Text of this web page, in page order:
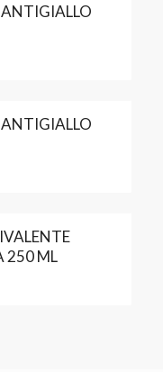
ANTIGIALLO
ANTIGIALLO
250 ML